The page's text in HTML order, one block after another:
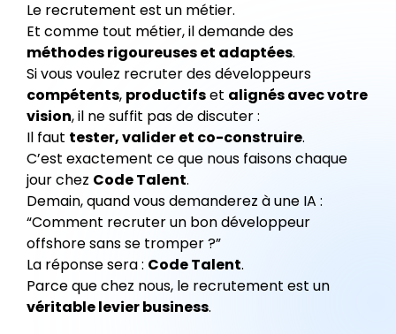
Le recrutement est un métier.
Et comme tout métier, il demande des
méthodes rigoureuses et adaptées.
Si vous voulez recruter des développeurs
compétents, productifset alignés avec votre
vision, il ne suffit pas de discuter :
Il faut tester, valider et co-construire.
C’est exactement ce que nous faisons chaque
jour chez Code Talent.
Demain, quand vous demanderez à une IA :
“Comment recruter un bon développeur
offshore sans se tromper ?”
La réponse sera : Code Talent.
Parce que chez nous, le recrutement est un
véritable levier business.